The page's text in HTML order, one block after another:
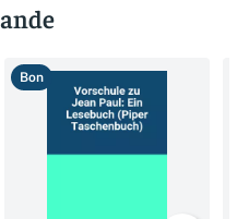
Bon